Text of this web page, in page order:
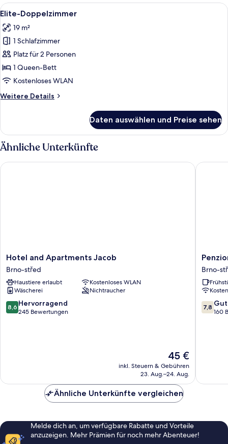
External
Bathroom
Alle
Fotos
für
Elite-
Doppelzimmer
anzeigen
Elite-Doppelzimmer | Kostenlose
9
Elite-Doppelzimmer
19 m²
1 Schlafzimmer
Platz für 2 Personen
1 Queen-Bett
Kostenloses WLAN
Weitere Details
Weitere
Doppelzimmer
Daten auswählen und Preise sehen
Ähnliche Unterkünfte
Hotel
and
Apartments
Jacob
Brno-
střed
Hotel and Apartments Jacob
Brno-střed
Haustiere erlaubt
Kostenloses WLAN
Wäscherei
Nichtraucher
8.6
von
8,6 Hervorragend
245 Bewertungen
Der
Preis
beträgt
45 €
inkl. Steuern & Gebühren
23. Aug.–24. Aug.
Hotel and Apartments Jacob
Penzion
Brno-
střed
Brno-
7.8
von
7,8 Gut
160
Penzion
Ähnliche Unterkünfte vergleichen
Melde dich an, um verfügbare Rabatte und Vorteile
anzuzeigen. Mehr Prämien für noch mehr Abenteuer!